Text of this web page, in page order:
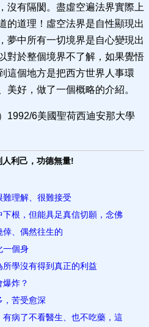
沒有隔閡。盡虛空遍法界實際上
的道理！虛空法界是自性顯現出
夢中所有一切境界是自心變現出
對於整個境界不了解，如果覺悟
這個地方是把西方世界人事環
美好，做了一個概略的介紹。
1992/6美國聖荷西迪安那大學
利己，功德無量!
理解、很難接受
根，但能具足真信切願，念佛
、偶然往生的
一個身
學沒有得到真正的利益
炸？
，苦受愈深
病了不看醫生、也不吃藥，這